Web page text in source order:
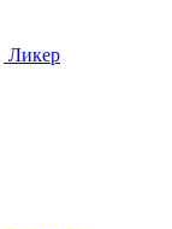
Ликер